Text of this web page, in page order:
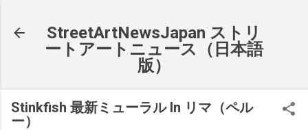
StreetArtNewsJapan ストリ
ートアートニュース（日本語
版）
Stinkfish 最新ミューラル In リマ（ペル
ー）